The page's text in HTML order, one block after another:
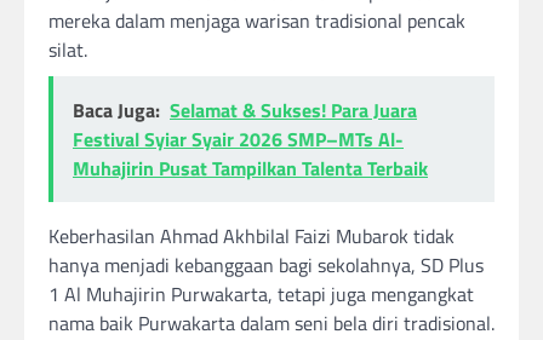
mereka dalam menjaga warisan tradisional pencak
silat.
Baca Juga: Selamat & Sukses! Para Juara
Festival Syiar Syair 2026 SMP–MTs Al-
Muhajirin Pusat Tampilkan Talenta Terbaik
Keberhasilan Ahmad Akhbilal Faizi Mubarok tidak
hanya menjadi kebanggaan bagi sekolahnya, SD Plus
1 Al Muhajirin Purwakarta, tetapi juga mengangkat
nama baik Purwakarta dalam seni bela diri tradisional.